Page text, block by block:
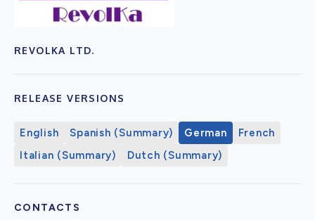
REVOLKA LTD.
RELEASE VERSIONS
English Spanish (Summary) German
French
Italian (Summary)
Dutch (Summary)
CONTACTS